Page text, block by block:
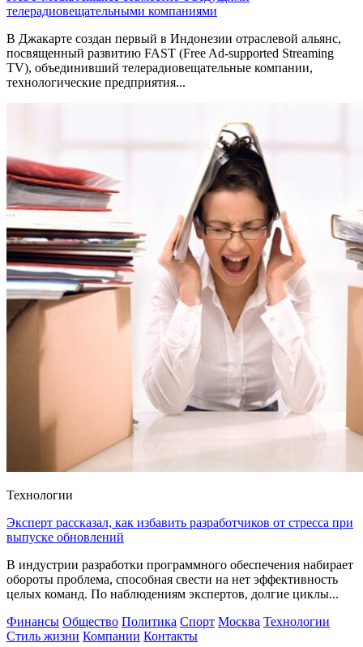
телерадиовещательными компаниями
В Джакарте создан первый в Индонезии отраслевой альянс,
посвященный развитию FAST (Free Ad-supported Streaming
TV), объединивший телерадиовещательные компании,
технологические предприятия...
Технологии
Эксперт рассказал, как избавить разработчиков от стресса при
выпуске обновлений
В индустрии разработки программного обеспечения набирает
обороты проблема, способная свести на нет эффективность
целых команд. По наблюдениям экспертов, долгие циклы...
Финансы Общество Политика Спорт Москва Технологии
Стиль жизни Компании Контакты